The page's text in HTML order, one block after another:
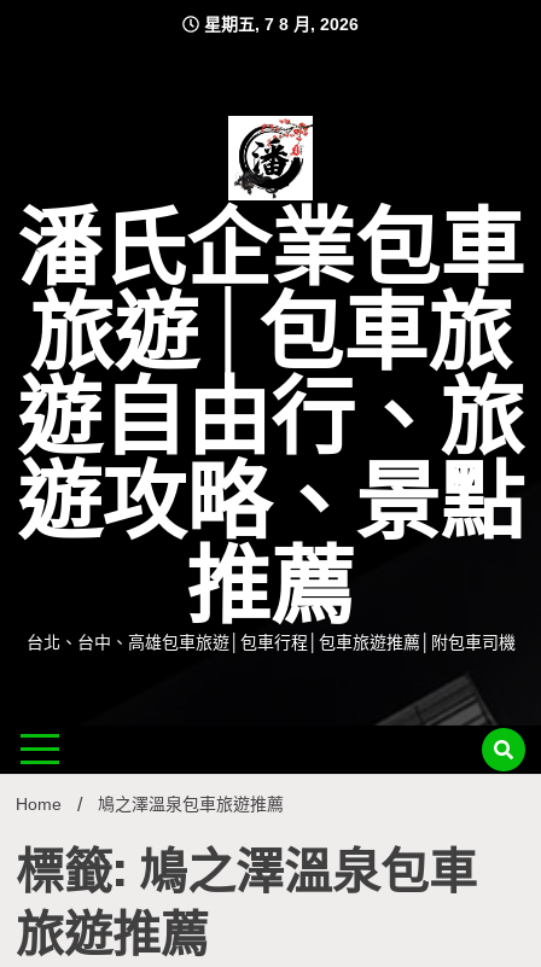
星期五, 7 8 月, 2026
潘氏企業包車
旅遊│包車旅
遊自由行、旅
遊攻略、景點
推薦
台北、台中、高雄包車旅遊│包車行程│包車旅遊推薦│附包車司機
Home 鳩之澤溫泉包車旅遊推薦
標籤: 鳩之澤溫泉包車
旅遊推薦